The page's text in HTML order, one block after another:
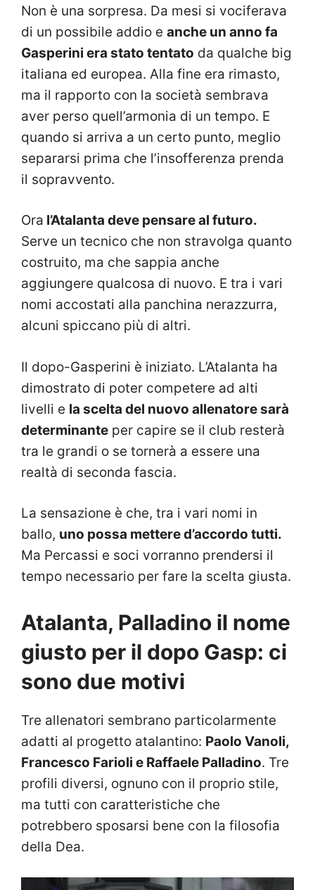
Non è una sorpresa. Da mesi si vociferava
di un possibile addio e anche un anno fa
Gasperini era stato tentato da qualche big
italiana ed europea. Alla fine era rimasto,
ma il rapporto con la società sembrava
aver perso quell’armonia di un tempo. E
quando si arriva a un certo punto, meglio
separarsi prima che l’insofferenza prenda
il sopravvento.
Ora l’Atalanta deve pensare al futuro.
Serve un tecnico che non stravolga quanto
costruito, ma che sappia anche
aggiungere qualcosa di nuovo. E tra i vari
nomi accostati alla panchina nerazzurra,
alcuni spiccano più di altri.
Il dopo-Gasperini è iniziato. L’Atalanta ha
dimostrato di poter competere ad alti
livelli e la scelta del nuovo allenatore sarà
determinante per capire se il club resterà
tra le grandi o se tornerà a essere una
realtà di seconda fascia.
La sensazione è che, tra i vari nomi in
ballo, uno possa mettere d’accordo tutti.
Ma Percassi e soci vorranno prendersi il
tempo necessario per fare la scelta giusta.
Atalanta, Palladino il nome
giusto per il dopo Gasp: ci
sono due motivi
Tre allenatori sembrano particolarmente
adatti al progetto atalantino: Paolo Vanoli,
Francesco Farioli e Raffaele Palladino. Tre
profili diversi, ognuno con il proprio stile,
ma tutti con caratteristiche che
potrebbero sposarsi bene con la filosofia
della Dea.